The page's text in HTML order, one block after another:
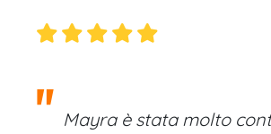
Mayra è stata molto